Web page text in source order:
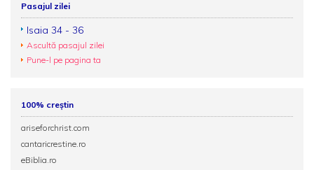
Pasajul zilei
Isaia 34 - 36
Ascultă pasajul zilei
Pune-l pe pagina ta
100% creștin
ariseforchrist.com
cantaricrestine.ro
eBiblia.ro